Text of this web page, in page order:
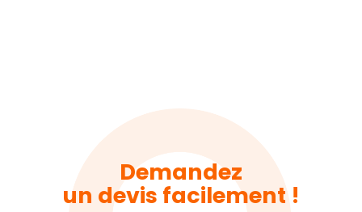
Demandez
un devis facilement !